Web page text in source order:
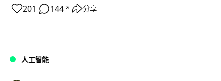
201 144 ↗ 分享
人工智能